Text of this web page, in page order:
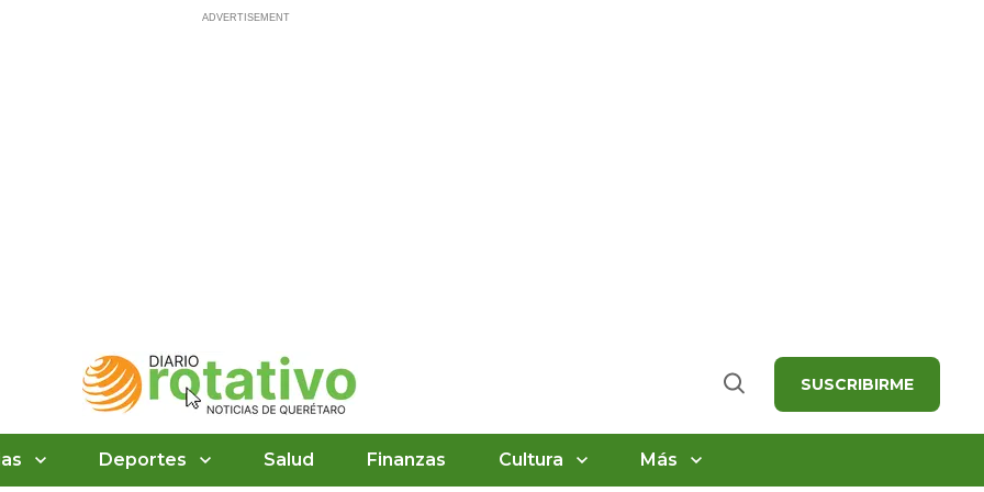
Buscar SUSCRIBIRME
Deportes Salud Finanzas Cultura Más